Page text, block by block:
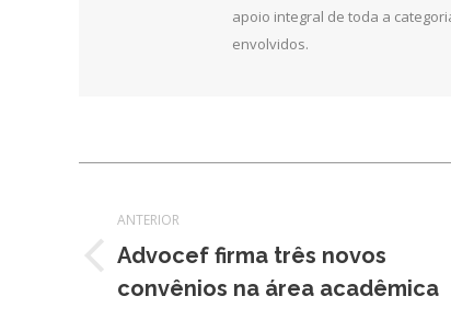
apoio integral de toda a
envolvidos.
de
post:
ANTERIOR
Post
anterior:
Advocef firma três novos
convênios na área acadêmica